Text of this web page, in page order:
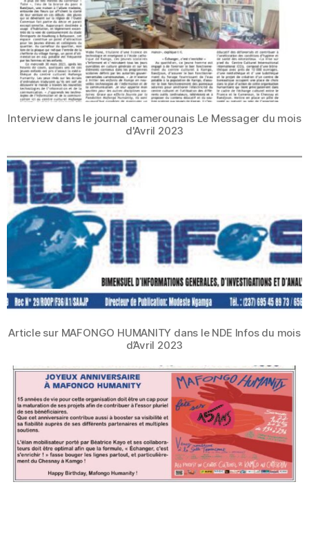
Interview dans le journal camerounais Le Messager du mois
d'Avril 2023
Article sur MAFONGO HUMANITY dans le NDE Infos du mois
d’Avril 2023